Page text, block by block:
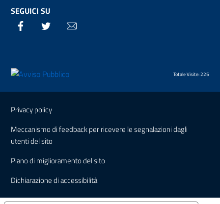
SEGUICI SU
Facebook Twitter
Totale Visite: 225
Sezione Link Utili
Privacy policy
Meccanismo di feedback per ricevere le segnalazioni dagli
utenti del sito
Piano di miglioramento del sito
Dichiarazione di accessibilità